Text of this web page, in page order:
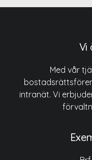
Vi
Med vår
intranät. Vi